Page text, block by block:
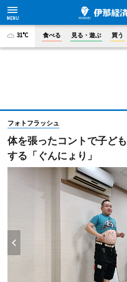
31°C 食べる 見る・遊ぶ 買う
フォトフラッシュ
体を張ったコントで子ど
する「ぐんにょり」